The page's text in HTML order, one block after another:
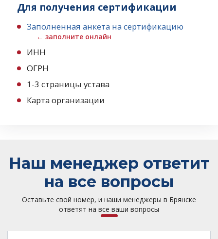
Для получения сертификации
Заполненная анкета на сертификацию
← заполните онлайн
ИНН
ОГРН
1-3 страницы устава
Карта организации
Наш менеджер ответит
на все вопросы
Оставьте свой номер, и наши менеджеры в Брянске
ответят на все ваши вопросы